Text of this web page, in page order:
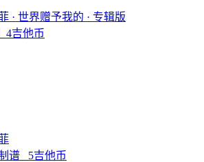
· 世界赠予我的 · 专辑版
4吉他币
谱 5吉他币